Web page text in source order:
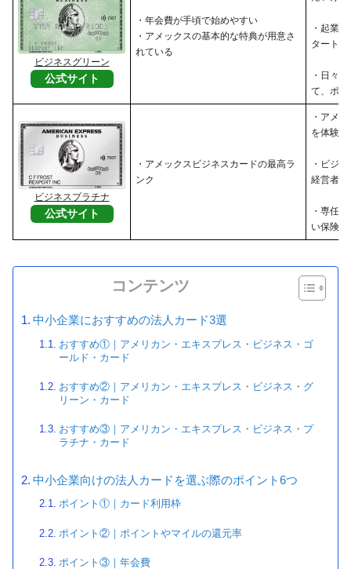
ビジネスグリーン
公式サイト
・年会費が手頃で始めやすい
・アメックスの基本的な特典が用意さ
れている
・起業
タートア
・日々
て、ポイ
ビジネスプラチナ
公式サイト
・アメックスビジネスカードの最高ラ
ンク
・アメ
を体験
・ビジ
経営者
・専任
い保険
コンテンツ
中小企業におすすめの法人カード3選
おすすめ①｜アメリカン・エキスプレス・ビジネス・ゴ
ールド・カード
おすすめ②｜アメリカン・エキスプレス・ビジネス・グ
リーン・カード
おすすめ③｜アメリカン・エキスプレス・ビジネス・プ
ラチナ・カード
中小企業向けの法人カードを選ぶ際のポイント6つ
ポイント①｜カード利用枠
ポイント②｜ポイントやマイルの還元率
ポイント③｜年会費